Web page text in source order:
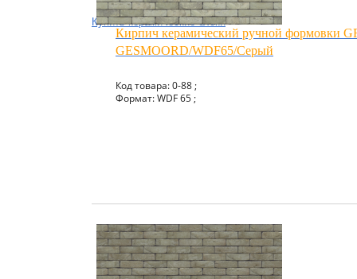
Купить керамические блоки
Кирпич керамический ручной формовки
GESMOORD/WDF65/Серый
Код товара: 0-88 ;
Формат: WDF 65 ;